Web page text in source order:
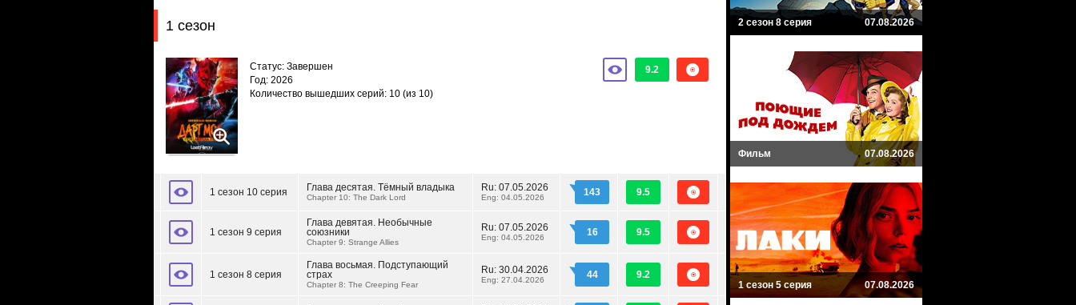
1 сезон
9.2
Статус: Завершен
Год: 2026
Количество вышедших серий: 10 (из 10)
1 сезон 10 серия Глава десятая. Тёмный владыка
Chapter 10: The Dark Lord
Ru: 07.05.2026
Eng: 04.05.2026 143 9.5
1 сезон 9 серия
Глава девятая. Необычные
союзники
Chapter 9: Strange Allies
Ru: 07.05.2026
Eng: 04.05.2026 16 9.5
1 сезон 8 серия
Глава восьмая. Подступающий
страх
Chapter 8: The Creeping Fear
Ru: 30.04.2026
Eng: 27.04.2026 44 9.2
2 сезон 8 серия 07.08.2026
Фильм 07.08.2026
1 сезон 5 серия 07.08.2026